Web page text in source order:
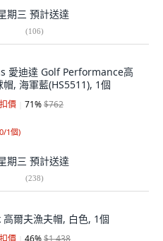
期三 預計送達
(106)
愛迪達 Golf Performance高
帽, 海軍藍(HS5511), 1個
價 71%$762
1個)
期三 預計送達
(238)
高爾夫漁夫帽, 白色, 1個
價 46%$1,438